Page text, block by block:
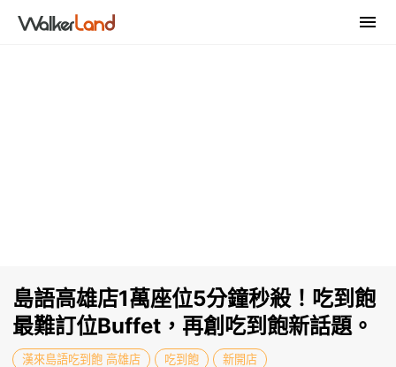
島語高雄店1萬座位5分鐘秒殺！吃到飽
最難訂位Buffet，再創吃到飽新話題。
漢來島語吃到飽 高雄店 吃到飽 新開店